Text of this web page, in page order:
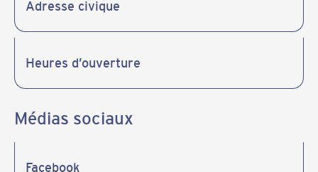
Médias sociaux